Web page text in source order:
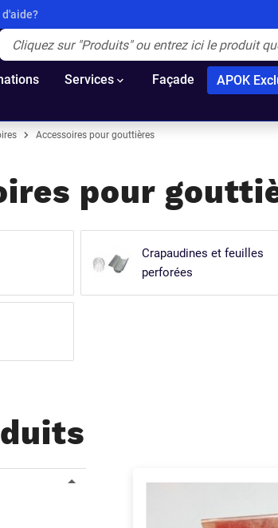
d'aide?
APOK
Services Façade APOK
Accessoires pour gouttières
pour
Crapaudines et feuilles
perforées